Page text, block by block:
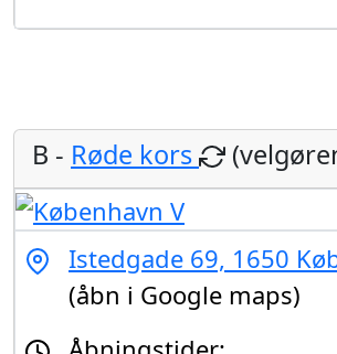
B - Røde kors
Istedgade 69, 1650
(åbn i Google maps)